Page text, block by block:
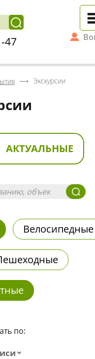
47
Экскурсии
АКТУАЛЬНЫЕ
Велосипедные
по: